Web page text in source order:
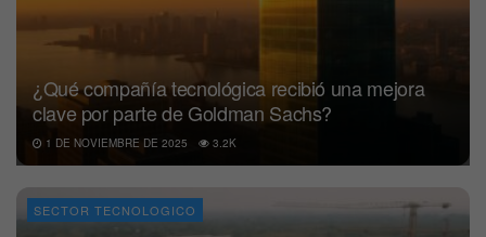
¿Qué compañía tecnológica recibió una mejora
clave por parte de Goldman Sachs?
1 DE NOVIEMBRE DE 2025 3.2K
SECTOR TECNOLOGICO